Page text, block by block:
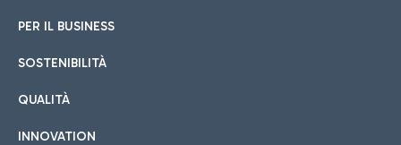
PER IL BUSINESS
SOSTENIBILITÀ
QUALITÀ
INNOVATION